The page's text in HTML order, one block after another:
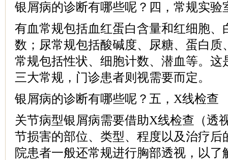
银屑病的诊断有哪些呢？四，常规实验
有血常规包括血红蛋白含量和红细胞、
数；尿常规包括酸碱度、尿糖、蛋白质
常规包括性状、细胞计数、潜血等。这
三大常规，门诊患者则视需要而定。
银屑病的诊断有哪些呢？五，X线检查
关节病型银屑病需要借助X线检查（透
节损害的部位、类型、程度以及治疗后
院患者一般还常规进行胸部透视，以了